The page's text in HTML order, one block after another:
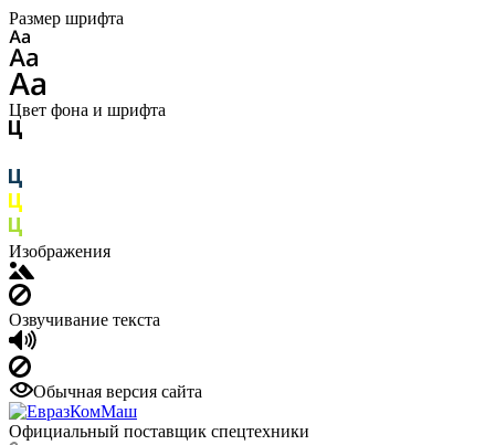
Размер шрифта
Цвет фона и шрифта
Изображения
Озвучивание текста
Обычная версия сайта
Официальный поставщик спецтехники